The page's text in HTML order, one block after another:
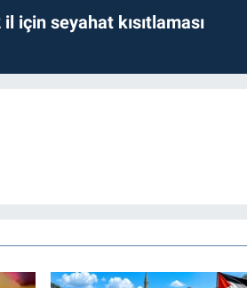
için seyahat kısıtlaması